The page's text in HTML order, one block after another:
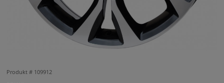
Produkt # 109912